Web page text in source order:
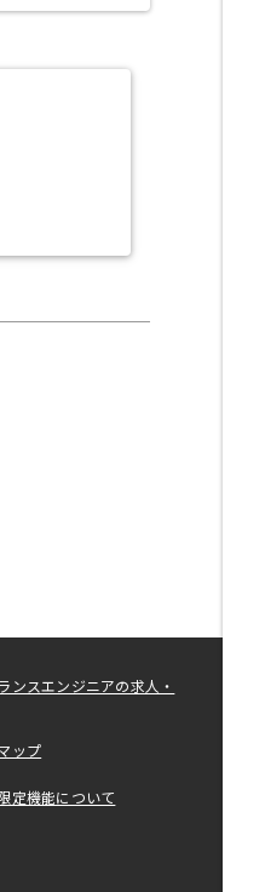
ンスエンジニアの求人・
ップ
定機能について